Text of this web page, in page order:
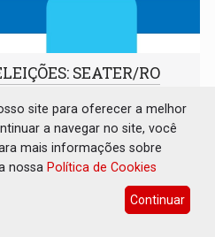
SEATER/RO
06 de Agosto de 2026 às 14:07
site para oferecer a melhor
a navegar no site, você
mais informações sobre
nossa Política de Cookies
Continuar